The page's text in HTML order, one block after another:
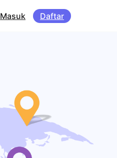
Masuk Daftar